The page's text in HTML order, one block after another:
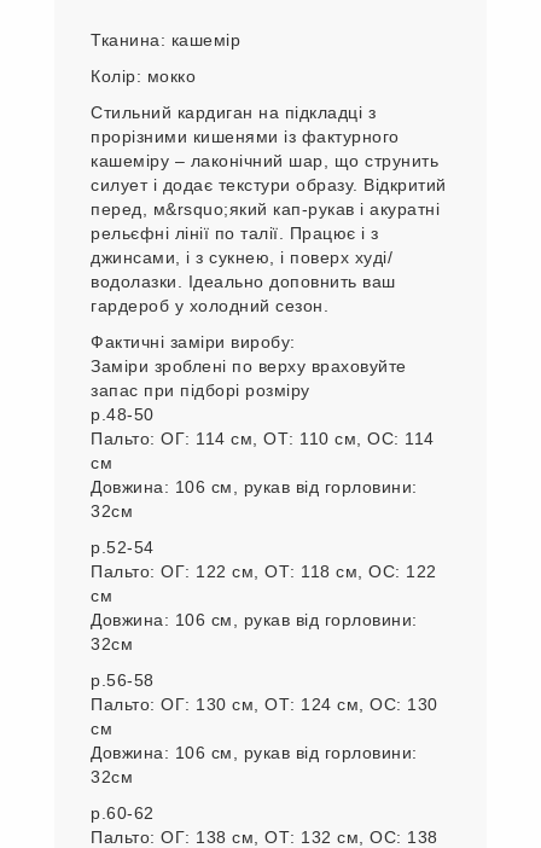
Тканина: кашемір
Колір: мокко
Стильний кардиган на підкладці з
прорізними кишенями із фактурного
кашеміру – лаконічний шар, що струнить
силует і додає текстури образу. Відкритий
перед, м&rsquo;який кап-рукав і акуратні
рельєфні лінії по талії. Працює і з
джинсами, і з сукнею, і поверх худі/
водолазки. Ідеально доповнить ваш
гардероб у холодний сезон.
Фактичні заміри виробу:
Заміри зроблені по верху враховуйте
запас при підборі розміру
р.48-50
Пальто: ОГ: 114 см, ОТ: 110 см, ОС: 114
см
Довжина: 106 см, рукав від горловини:
32см
р.52-54
Пальто: ОГ: 122 см, ОТ: 118 см, ОС: 122
см
Довжина: 106 см, рукав від горловини:
32см
р.56-58
Пальто: ОГ: 130 см, ОТ: 124 см, ОС: 130
см
Довжина: 106 см, рукав від горловини:
32см
р.60-62
Пальто: ОГ: 138 см, ОТ: 132 см, ОС: 138